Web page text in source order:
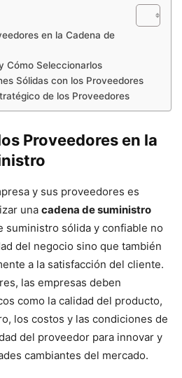
en la Cadena de
Cómo Seleccionarlos
Sólidas con los Proveedores
de los Proveedores
Proveedores en la
y sus proveedores es
una cadena de suministro
suministro sólida y confiable no
del negocio sino que también
a la satisfacción del cliente.
las empresas deben
como la calidad del producto,
los costos y las condiciones de
del proveedor para innovar y
cambiantes del mercado.